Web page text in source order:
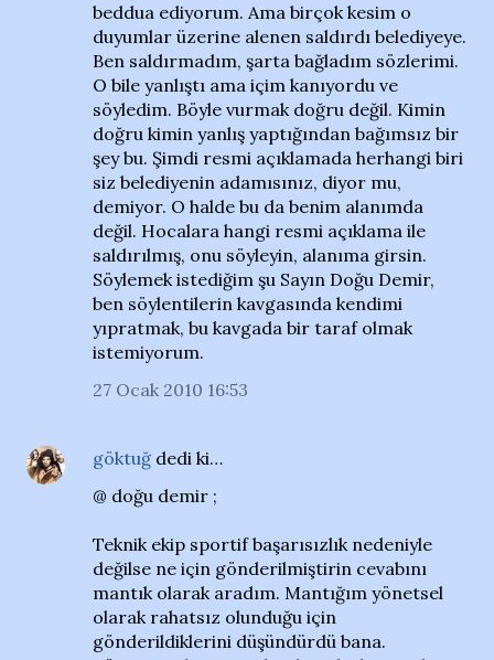
beddua ediyorum. Ama birçok kesim o
duyumlar üzerine alenen saldırdı belediyeye.
Ben saldırmadım, şarta bağladım sözlerimi.
O bile yanlıştı ama içim kanıyordu ve
söyledim. Böyle vurmak doğru değil. Kimin
doğru kimin yanlış yaptığından bağımsız bir
şey bu. Şimdi resmi açıklamada herhangi biri
siz belediyenin adamısınız, diyor mu,
demiyor. O halde bu da benim alanımda
değil. Hocalara hangi resmi açıklama ile
saldırılmış, onu söyleyin, alanıma girsin.
Söylemek istediğim şu Sayın Doğu Demir,
ben söylentilerin kavgasında kendimi
yıpratmak, bu kavgada bir taraf olmak
istemiyorum.
27 Ocak 2010 16:53
göktuğ dedi ki…
@ doğu demir ;
Teknik ekip sportif başarısızlık nedeniyle
değilse ne için gönderilmiştirin cevabını
mantık olarak aradım. Mantığım yönetsel
olarak rahatsız olunduğu için
gönderildiklerini düşündürdü bana.